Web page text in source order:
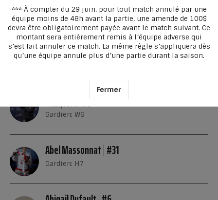
*** À compter du 29 juin, pour tout match annulé par une
équipe moins de 48h avant la partie, une amende de 100$
devra être obligatoirement payée avant le match suivant. Ce
montant sera entièrement remis à l’équipe adverse qui
s’est fait annuler ce match. La même règle s’appliquera dès
qu’une équipe annule plus d’une partie durant la saison.
Fermer
Toutes les années
Tous les statuts
Abbygael Galipeau #0
Attaquant: W6
Gardien: W6
Abel Massonnat #31
Gardien: H7